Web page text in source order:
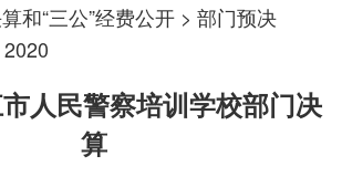
和“三公”经费公开 >部门预决
2020
人民警察培训学校部门决
算